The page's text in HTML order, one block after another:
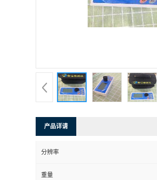
产品详请
分辨率
重量